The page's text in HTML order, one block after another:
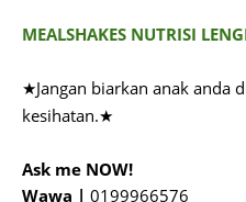
MEALSHAKES NUTRISI
★Jangan biarkan anak anda
kesihatan.★
Ask me NOW!
Wawa | 0199966576